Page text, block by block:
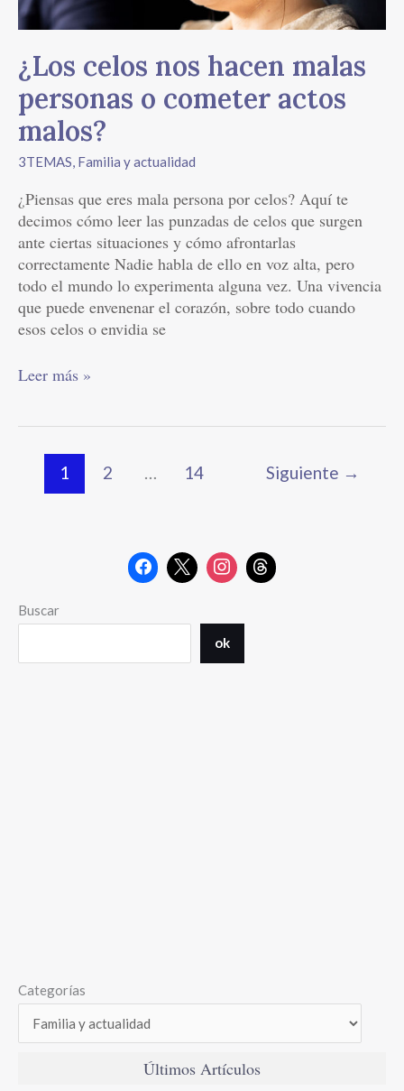
¿Los celos nos hacen malas
personas o cometer actos
malos?
3TEMAS, Familia y actualidad
¿Piensas que eres mala persona por celos? Aquí te
decimos cómo leer las punzadas de celos que surgen
ante ciertas situaciones y cómo afrontarlas
correctamente Nadie habla de ello en voz alta, pero
todo el mundo lo experimenta alguna vez. Una vivencia
que puede envenenar el corazón, sobre todo cuando
esos celos o envidia se
actos
Leer más »
1 2 14 Siguiente →
Buscar
ok
Categorías
Últimos Artículos